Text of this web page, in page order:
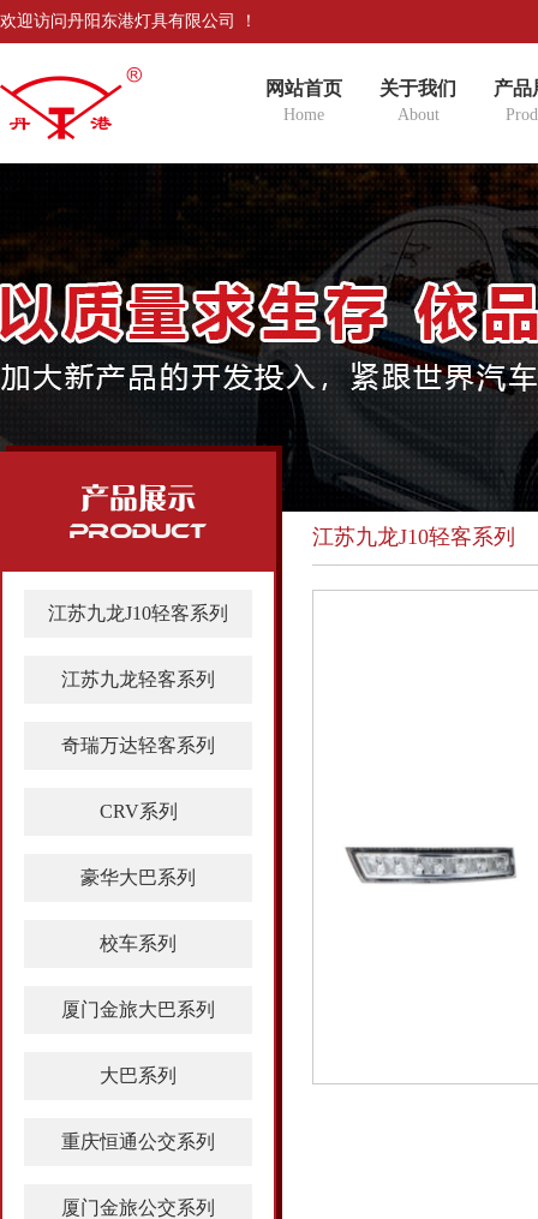
欢迎访问丹阳东港灯具有限公司 ！
网站首页
Home
关于我们
About
产品
江苏九龙J10轻客系列
江苏九龙J10轻客系列
江苏九龙轻客系列
奇瑞万达轻客系列
CRV系列
豪华大巴系列
校车系列
厦门金旅大巴系列
大巴系列
重庆恒通公交系列
厦门金旅公交系列